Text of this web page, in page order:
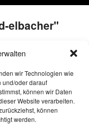
wir Technologien wie
und/oder darauf
können wir Daten
Website verarbeiten.
können
werden.
elbacher"